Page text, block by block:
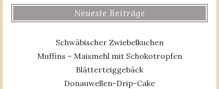
Neueste Beiträge
Schwäbischer Zwiebelkuchen
Muffins – Maismehl mit Schokotropfen
Blätterteiggebäck
Donauwellen-Drip-Cake